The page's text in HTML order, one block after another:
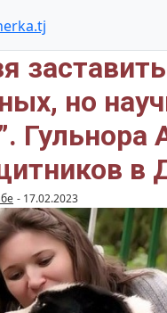
но
в
- 17.02.2023